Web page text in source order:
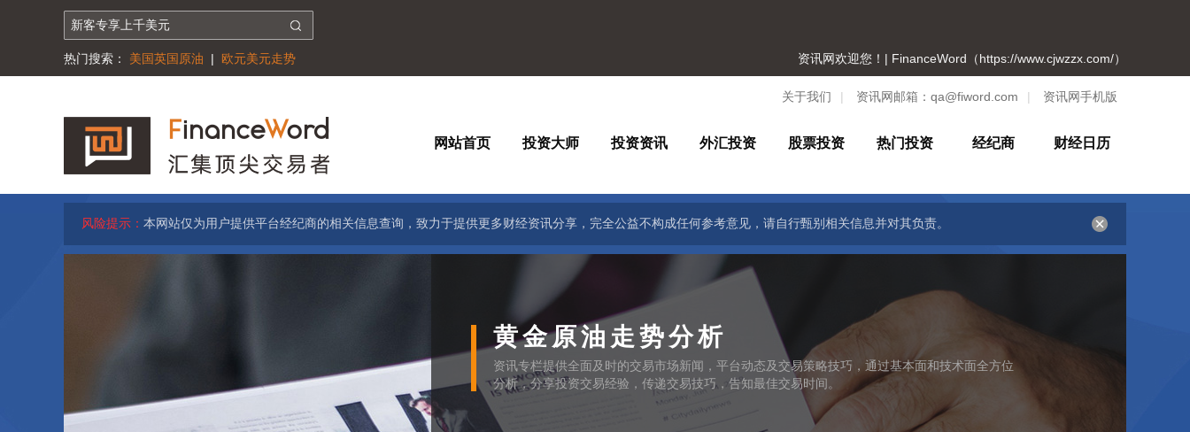
热门搜索： 美国英国原油 | 欧元美元走势 资讯网欢迎您！| FinanceWord（https://www.cjwzzx.com/）
关于我们 | 资讯网邮箱： qa@fiword.com | 资讯网手机版
网站首页 投资大师 投资资讯 外汇投资 股票投资 热门投资 经纪商 财经日历
风险提示： 本网站仅为用户提供平台经纪商的相关信息查询，致力于提供更多财经资讯分享，完全公益不构成任何参考意见，请自行甄别相关信息并对其负责。
黄金原油走势分析
资讯专栏提供全面及时的交易市场新闻，平台动态及交易策略技巧，通过基本面和技术面全方位
分析，分享投资交易经验，传递交易技巧，告知最佳交易时间。